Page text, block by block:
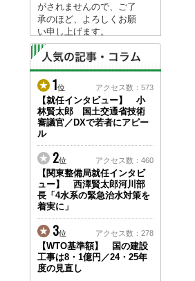
がされませんので、ご了
承のほど、よろしくお願
い申し上げます。
なお、情報は８月１７日
(月)より登録されます。
2026/04/23
●ゴールデンウィークに
伴う情報更新停止のお知
らせ(05/02～05/10)●
ユーザー各位
建設資料館をご利用いた
だき、誠に有難うござい
ます。
下記の期間につきまし
て、弊社休業のため情報
更新を停止させていただ
きます。
【期間】５月２日(土)～
５月１０日(日)
上記の期間、情報の更新
がされませんので、ご了
1位 アクセス数：573
【就任インタビュー】 小
林賢太郎 国土交通省技術
審議官／DXで若者にアピー
ル
2位 アクセス数：460
【関東整備局就任インタビ
ュー】 西澤賢太郎河川部
長「4水系の緊急治水対策を
着実に」
3位 アクセス数：278
【WTO基準額】 国の建設
工事は8・1億円／24・25年
度の見直し